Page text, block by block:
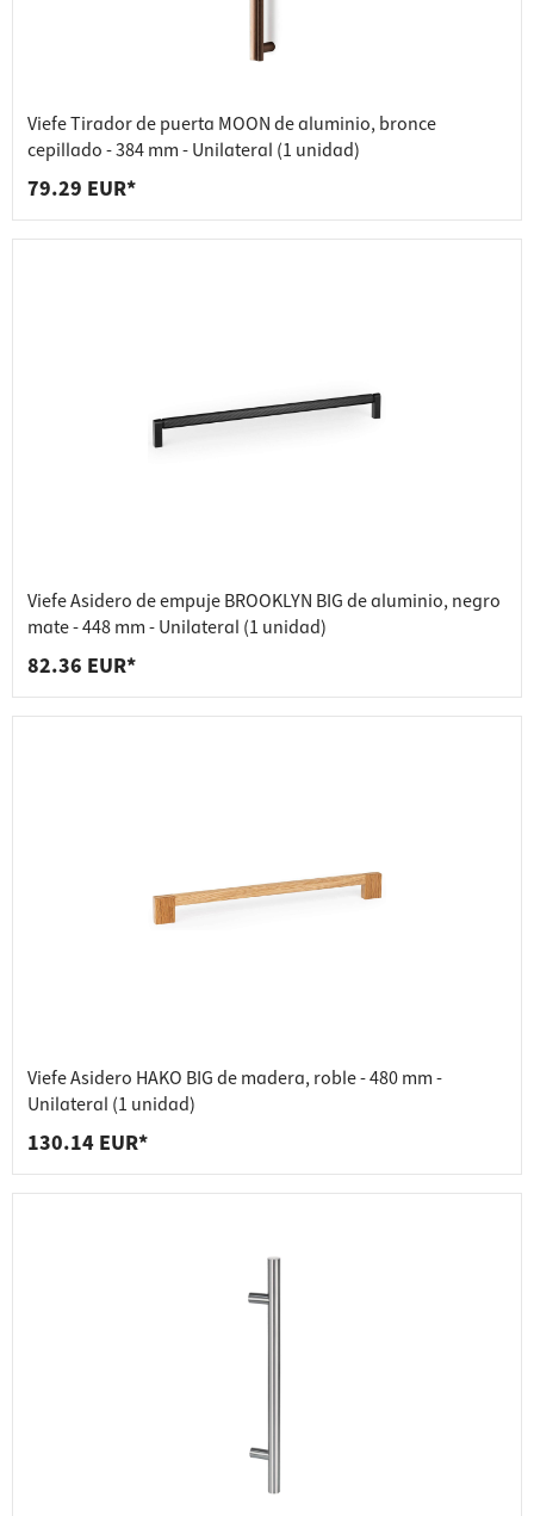
Viefe Tirador de puerta MOON de aluminio, bronce
cepillado - 384 mm - Unilateral (1 unidad)
79.29 EUR*
Viefe Asidero de empuje BROOKLYN BIG de aluminio, negro
mate - 448 mm - Unilateral (1 unidad)
82.36 EUR*
Viefe Asidero HAKO BIG de madera, roble - 480 mm -
Unilateral (1 unidad)
130.14 EUR*